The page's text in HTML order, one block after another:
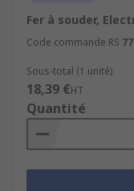
Fer à souder,
Code commande RS
Sous-total (1 unité)
18,39 €HT
Quantité